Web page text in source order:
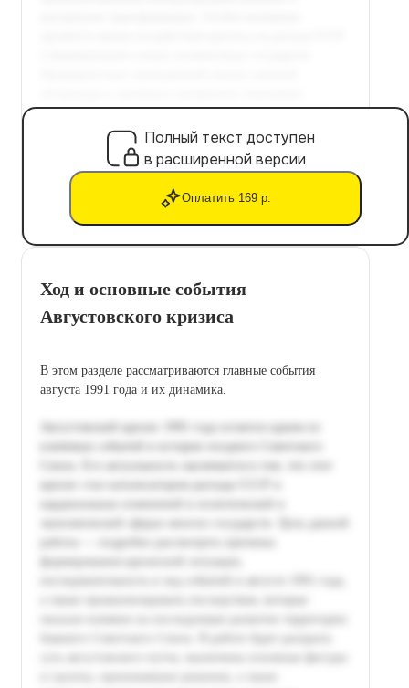
Полный текст доступен
в расширенной версии
Оплатить 169 р.
Ход и основные события
Августовского кризиса
В этом разделе рассматриваются главные события
августа 1991 года и их динамика.